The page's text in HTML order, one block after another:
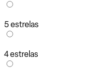
5 estrelas
4 estrelas